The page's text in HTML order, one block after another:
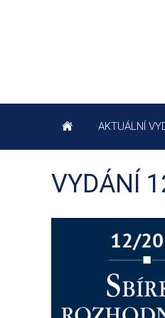
AKTUÁLNÍ
VYDÁNÍ